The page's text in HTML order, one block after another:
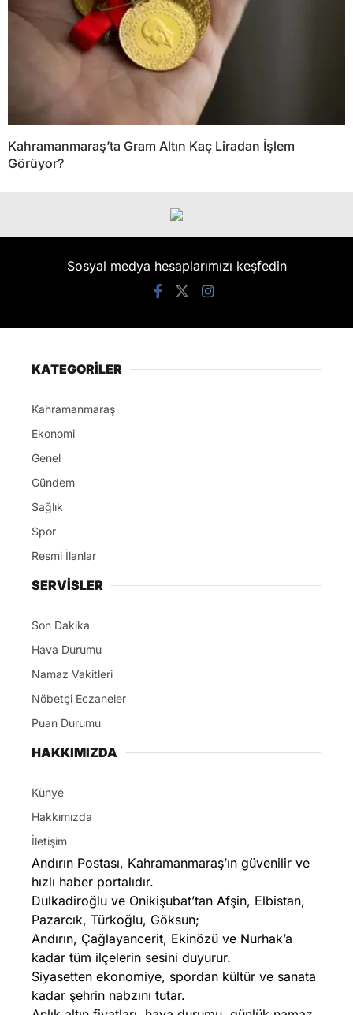
Kahramanmaraş’ta Gram Altın Kaç Liradan İşlem
Görüyor?
Sosyal medya hesaplarımızı keşfedin
KATEGORİLER
Kahramanmaraş
Ekonomi
Genel
Gündem
Sağlık
Spor
Resmi İlanlar
SERVİSLER
Son Dakika
Hava Durumu
Namaz Vakitleri
Nöbetçi Eczaneler
Puan Durumu
HAKKIMIZDA
Künye
Hakkımızda
İletişim
Andırın Postası, Kahramanmaraş’ın güvenilir ve
hızlı haber portalıdır.
Dulkadiroğlu ve Onikişubat’tan Afşin, Elbistan,
Pazarcık, Türkoğlu, Göksun;
Andırın, Çağlayancerit, Ekinözü ve Nurhak’a
kadar tüm ilçelerin sesini duyurur.
Siyasetten ekonomiye, spordan kültür ve sanata
kadar şehrin nabzını tutar.